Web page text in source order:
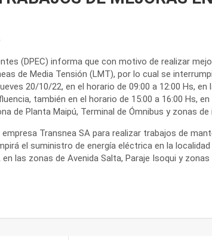
(DPEC) informa que con motivo de realizar
de Media Tensión (LMT), por lo cual se
20/10/22, en el horario de 09:00 a 12:00 Hs,
también en el horario de 15:00 a 16:00 Hs,
de Planta Maipú, Terminal de Ómnibus y zonas de
Transnea SA para realizar trabajos de
el suministro de energía eléctrica en la localidad
las zonas de Avenida Salta, Paraje Isoqui y zonas